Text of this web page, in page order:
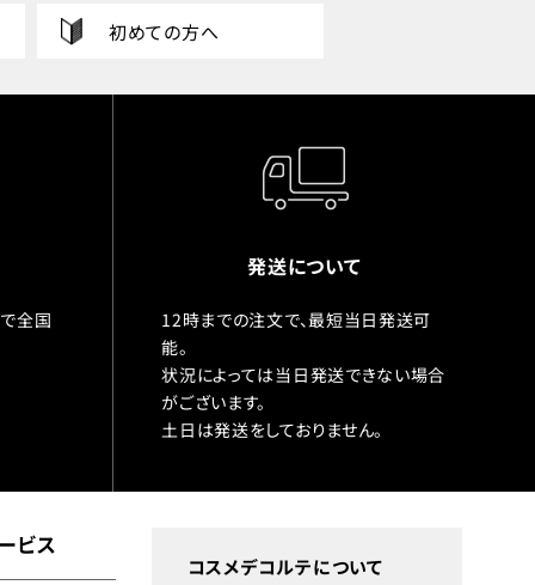
初めての方へ
全国
発送について
12時までの注文で、最短当日発送可
能。
状況によっては当日発送できない場合
がございます。
土日は発送をしておりません。
ビス
コスメデコルテについて